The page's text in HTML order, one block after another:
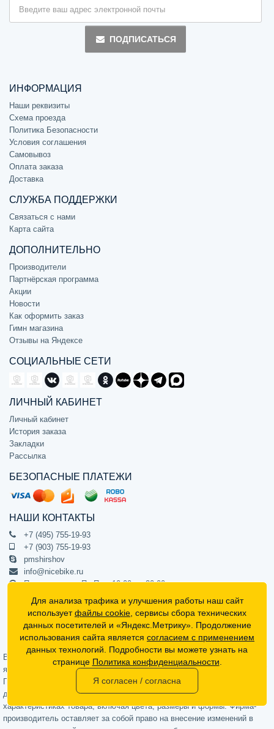
ПОДПИСАТЬСЯ
ИНФОРМАЦИЯ
Наши реквизиты
Схема проезда
Политика Безопасности
Условия соглашения
Самовывоз
Оплата заказа
Доставка
СЛУЖБА ПОДДЕРЖКИ
Связаться с нами
Карта сайта
ДОПОЛНИТЕЛЬНО
Производители
Партнёрская программа
Акции
Новости
Как оформить заказ
Гимн магазина
Отзывы на Яндексе
СОЦИАЛЬНЫЕ СЕТИ
ЛИЧНЫЙ КАБИНЕТ
Личный кабинет
История заказа
Закладки
Рассылка
БЕЗОПАСНЫЕ ПЛАТЕЖИ
НАШИ КОНТАКТЫ
+7 (495) 755-19-93
+7 (903) 755-19-93
pmshirshov
info@nicebike.ru
Прием звонков Пн-Пт с 10:00 до 20:00
ПВЗ Пн-Пт с 10:00 до 20:00
г. Москва, ул. Барклая 13с1
подъезд 1, цокольный этаж, офис 1
Официальный интернет-магазин NiceBike © 2012 - 2026
Вся информация на сайте носит ознакомительный характер, не
является публичной офертой (определяемой положениями Статьи 437
Гражданского кодекса РФ) и не может в полной мере передавать
достоверную информацию о свойствах, комплектации и
характеристиках товара, включая цвета, размеры и формы. Фирма-
производитель оставляет за собой право на внесение изменений в
Для анализа трафика и улучшения работы наш сайт
используетфайлы cookie , сервисы сбора технических
данных посетителей и «Яндекс.Метрику». Продолжение
использования сайта является согласием с применением
данных технологий. Подробности вы можете узнать на
странице Политика конфиденциальности
Я согласен / согласна